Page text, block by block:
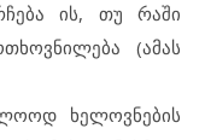
ის, თუ რაში
(ამას
ხელოვნების